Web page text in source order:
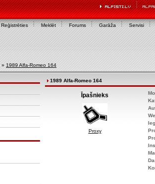
Reģistrēties Meklēt Forums Garāža Servisi
» 1989 Alfa-Romeo 164
1989 Alfa-Romeo 164
Īpašnieks
Proxy